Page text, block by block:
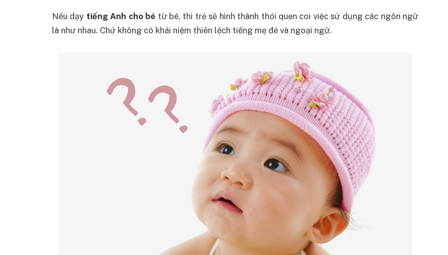
Nếu dạy tiếng Anh cho bé từ bé, thì trẻ sẽ hình thành thói quen coi việc sử dụng các ngôn ngữ
là như nhau. Chứ không có khái niệm thiên lệch tiếng mẹ đẻ và ngoại ngữ.